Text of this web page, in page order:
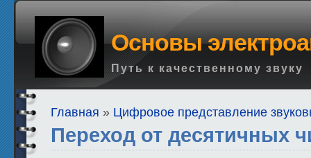
Основы
Путь к качественному звуку
Главная » Цифровое представление
Переход от десятичных